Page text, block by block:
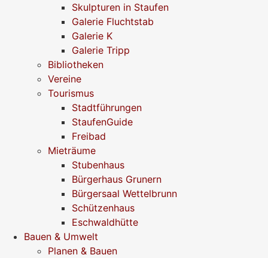
Skulpturen in Staufen
Galerie Fluchtstab
Galerie K
Galerie Tripp
Bibliotheken
Vereine
Tourismus
Stadtführungen
StaufenGuide
Freibad
Mieträume
Stubenhaus
Bürgerhaus Grunern
Bürgersaal Wettelbrunn
Schützenhaus
Eschwaldhütte
Bauen & Umwelt
Planen & Bauen